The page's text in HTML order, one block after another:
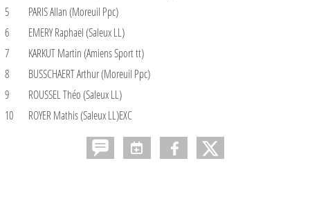
5
PARIS Allan (Moreuil Ppc)
6
EMERY Raphaël (Saleux LL)
7
KARKUT Martin (Amiens Sport tt)
8
BUSSCHAERT Arthur (Moreuil Ppc)
9
ROUSSEL Théo (Saleux LL)
10
ROYER Mathis (Saleux LL)EXC